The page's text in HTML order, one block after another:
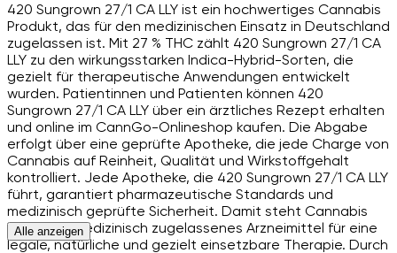
420 Sungrown 27/1 CA LLY ist ein hochwertiges Cannabis
Produkt, das für den medizinischen Einsatz in Deutschland
zugelassen ist. Mit 27 % THC zählt 420 Sungrown 27/1 CA
LLY zu den wirkungsstarken Indica-Hybrid-Sorten, die
gezielt für therapeutische Anwendungen entwickelt
wurden. Patientinnen und Patienten können 420
Sungrown 27/1 CA LLY über ein ärztliches Rezept erhalten
und online im CannGo-Onlineshop kaufen. Die Abgabe
erfolgt über eine geprüfte Apotheke, die jede Charge von
Cannabis auf Reinheit, Qualität und Wirkstoffgehalt
kontrolliert. Jede Apotheke, die 420 Sungrown 27/1 CA LLY
führt, garantiert pharmazeutische Standards und
medizinisch geprüfte Sicherheit. Damit steht Cannabis
heute als medizinisch zugelassenes Arzneimittel für eine
legale, natürliche und gezielt einsetzbare Therapie. Durch
Alle anzeigen